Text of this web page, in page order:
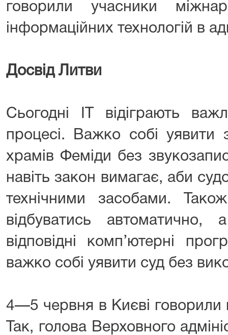
говорили учасники
інформаційних технологій в
Досвід Литви
Сьогодні ІТ відіграють
процесі. Важко собі уявити
храмів Феміди без
навіть закон вимагає, аби
технічними засобами.
відбуватись автоматично,
відповідні комп’ютерні
важко собі уявити суд без
4—5 червня в Києві говорили
Так, голова Верховного